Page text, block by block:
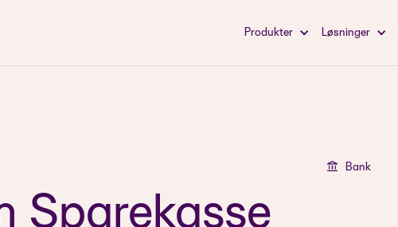
Produkter Løsninger
Bank
Sparekasse